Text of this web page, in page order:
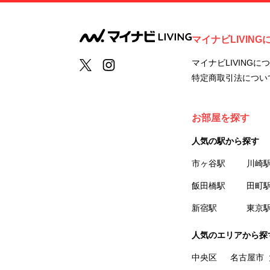
マイナビLIVING
マイナビLIVINGに
特定商取引法につい
お部屋を探す
人気の駅から探す
市ヶ谷駅 川崎
飯田橋駅 田町
新宿駅 東京
人気のエリアから探
中央区 名古屋市